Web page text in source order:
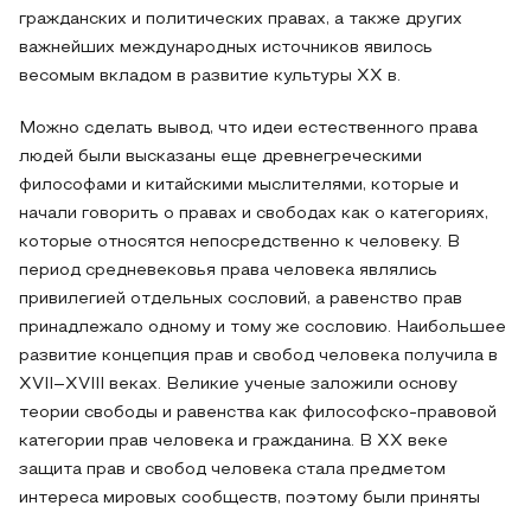
гражданских и политических правах, а также других
важнейших международных источников явилось
весомым вкладом в развитие культуры XX в.
Можно сделать вывод, что идеи естественного права
людей были высказаны еще древнегреческими
философами и китайскими мыслителями, которые и
начали говорить о правах и свободах как о категориях,
которые относятся непосредственно к человеку. В
период средневековья права человека являлись
привилегией отдельных сословий, а равенство прав
принадлежало одному и тому же сословию. Наибольшее
развитие концепция прав и свобод человека получила в
XVII–XVIII веках. Великие ученые заложили основу
теории свободы и равенства как философско-правовой
категории прав человека и гражданина. В XX веке
защита прав и свобод человека стала предметом
интереса мировых сообществ, поэтому были приняты